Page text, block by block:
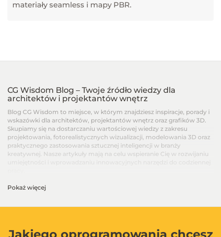
materiały seamless i mapy PBR.
CG Wisdom Blog – Twoje źródło wiedzy dla
architektów i projektantów wnętrz
Blog CG Wisdom to miejsce, w którym znajdziesz inspiracje, porady i
wskazówki dla architektów, projektantów wnętrz oraz grafików 3D.
Skupiamy się na dostarczaniu wartościowej wiedzy z zakresu
projektowania, fotorealistycznych wizualizacji, modelowania 3D oraz
praktycznego zastosowania sztucznej inteligencji w branży
kreatywnej. Nasze artykuły mają na celu wspieranie Cię w rozwijaniu
Artykuły dla architektów i projektantów wnętrz –
Pokaż więcej